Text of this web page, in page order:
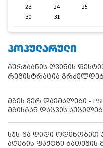
23
24 25
30
31
ᲞᲝᲞᲣᲚᲐᲠᲣᲚᲘ
გურჯაანის ღვინის
რეგისტრაცია
მზეს ვერ დაემალები -
მზისგან დაცვის
სუს-მა დიდი ოდენობით
აღების ფაქტზე